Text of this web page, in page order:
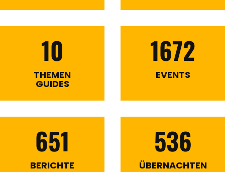
10
THEMEN
GUIDES
1672
EVENTS
651
BERICHTE
536
ÜBERNACHTEN